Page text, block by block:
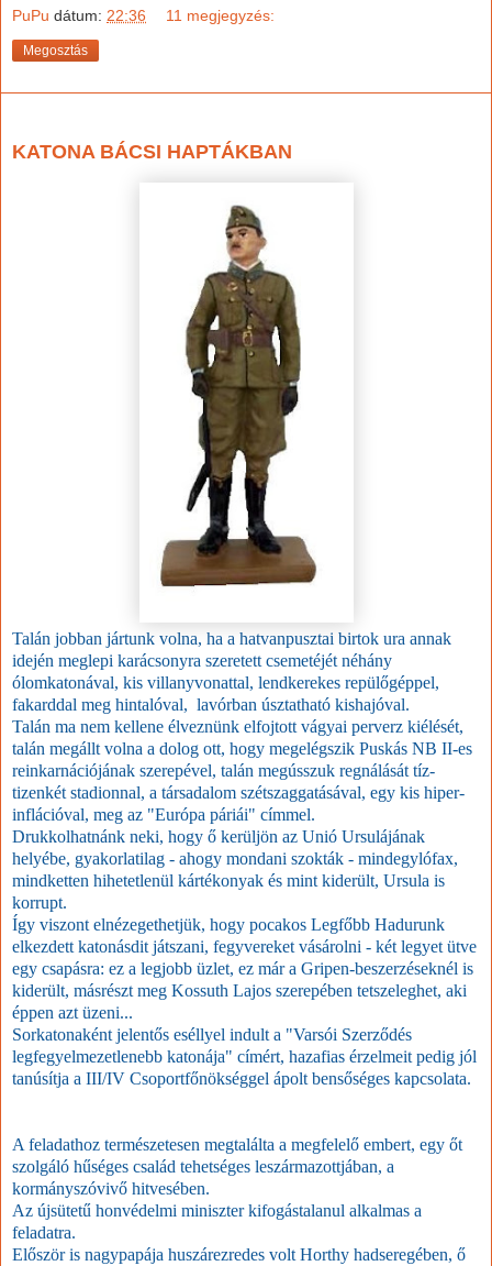
PuPu dátum: 22:36 11 megjegyzés:
Megosztás
KATONA BÁCSI HAPTÁKBAN
Talán jobban jártunk volna, ha a hatvanpusztai birtok ura annak
idején meglepi karácsonyra szeretett csemetéjét néhány
ólomkatonával, kis villanyvonattal, lendkerekes repülőgéppel,
fakarddal meg hintalóval, lavórban úsztatható kishajóval.
Talán ma nem kellene élveznünk elfojtott vágyai perverz kiélését,
talán megállt volna a dolog ott, hogy megelégszik Puskás NB II-es
reinkarnációjának szerepével, talán megússzuk regnálását tíz-
tizenkét stadionnal, a társadalom szétszaggatásával, egy kis hiper-
inflációval, meg az "Európa páriái" címmel.
Drukkolhatnánk neki, hogy ő kerüljön az Unió Ursulájának
helyébe, gyakorlatilag - ahogy mondani szokták - mindegylófax,
mindketten hihetetlenül kártékonyak és mint kiderült, Ursula is
korrupt.
Így viszont elnézegethetjük, hogy pocakos Legfőbb Hadurunk
elkezdett katonásdit játszani, fegyvereket vásárolni - két legyet ütve
egy csapásra: ez a legjobb üzlet, ez már a Gripen-beszerzéseknél is
kiderült, másrészt meg Kossuth Lajos szerepében tetszeleghet, aki
éppen azt üzeni...
Sorkatonaként jelentős eséllyel indult a "Varsói Szerződés
legfegyelmezetlenebb katonája" címért, hazafias érzelmeit pedig jól
tanúsítja a III/IV Csoportfőnökséggel ápolt bensőséges kapcsolata.
A feladathoz természetesen megtalálta a megfelelő embert, egy őt
szolgáló hűséges család tehetséges leszármazottjában, a
kormányszóvivő hitvesében.
Az újsütetű honvédelmi miniszter kifogástalanul alkalmas a
feladatra.
Először is nagypapája huszárezredes volt Horthy hadseregében, ő